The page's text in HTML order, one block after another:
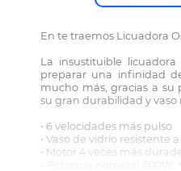
En te traemos Licuadora
La insustituible licuadora
preparar una infinidad
mucho más, gracias a su
su gran durabilidad y vaso
• 6 velocidades más pulso
• Vaso de vidrio resistente
• Motor 4 veces más